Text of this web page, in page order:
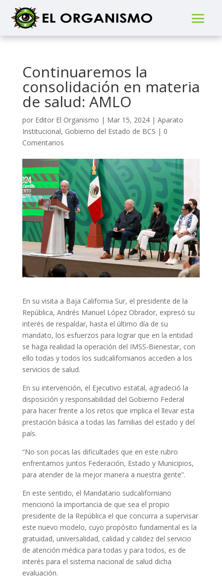
Continuaremos la
consolidación en materia
de salud: AMLO
por Editor El Organismo | Mar 15, 2024| Aparato
Institucional, Gobierno del Estado de BCS | 0
Comentarios
En su visita a Baja California Sur, el presidente de la
República, Andrés Manuel López Obrador, expresó su
interés de respaldar, hasta el último día de su
mandato, los esfuerzos para lograr que en la entidad
se haga realidad la operación del IMSS-Bienestar, con
ello todas y todos los sudcalifornianos acceden a los
servicios de salud.
En su intervención, el Ejecutivo estatal, agradeció la
disposición y responsabilidad del Gobierno Federal
para hacer frente a los retos que implica el llevar esta
prestación básica a todas las familias del estado y del
país.
“No son pocas las dificultades que en este rubro
enfrentamos juntos Federación, Estado y Municipios,
para atender de la mejor manera a nuestra gente”.
En este sentido, el Mandatario sudcaliforniano
mencionó la importancia de que sea el propio
presidente de la República el que concurra a supervisar
este nuevo modelo, cuyo propósito fundamental es la
gratuidad, universalidad, calidad y calidez del servicio
de atención médica para todas y para todos, es de
interés para el sistema nacional de salud dicha
evaluación.